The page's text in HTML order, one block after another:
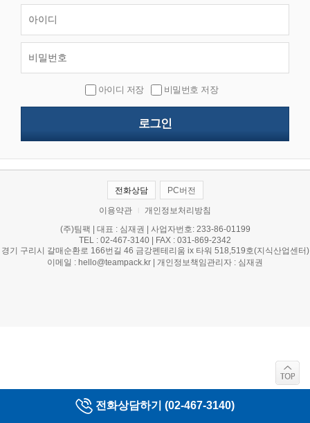
아이디 저장 비밀번호 저장
전화상담 PC버전
이용약관
개인정보처리방침
(주)팀팩 | 대표 : 심재권 | 사업자번호: 233-86-01199
TEL : 02-467-3140 | FAX : 031-869-2342
경기 구리시 갈매순환로 166번길 46 금강펜테리움 ix 타워 518,519호(지식산업센터)
이메일 : hello@teampack.kr | 개인정보책임관리자 : 심재권
전화상담하기 (02-467-3140)